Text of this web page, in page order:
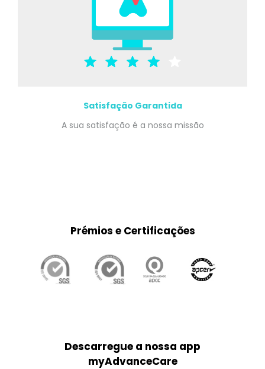
Satisfação Garantida
A sua satisfação é a nossa missão
Descarregue a nossa app
myAdvanceCare
Prémios e Certificações